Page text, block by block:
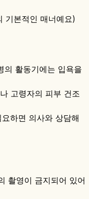
기본적인 매너예요)
의 활동기에는 입욕을
고령자의 피부 건조
하면 의사와 상담해
촬영이 금지되어 있어